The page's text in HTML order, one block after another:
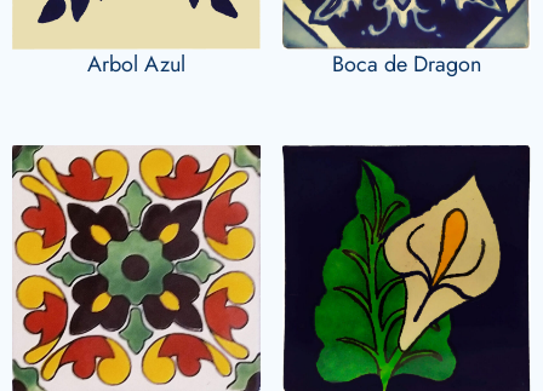
Arbol Azul Boca de Dragon